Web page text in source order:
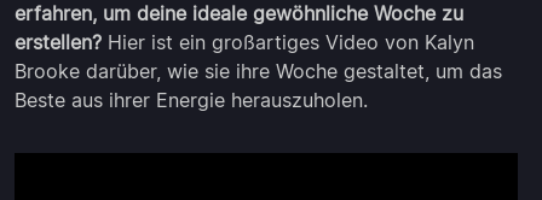
erfahren, um deine ideale gewöhnliche Woche zu
erstellen? Hier ist ein großartiges Video von Kalyn
Brooke darüber, wie sie ihre Woche gestaltet, um das
Beste aus ihrer Energie herauszuholen.